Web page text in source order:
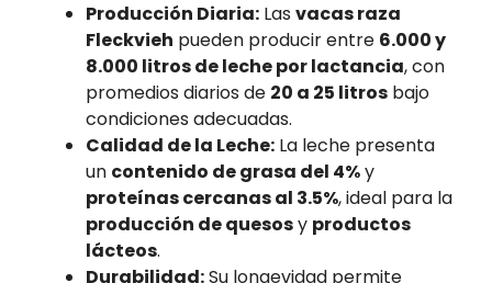
Producción Diaria: Las vacas raza
Fleckvieh pueden producir entre 6.000 y
8.000 litros de leche por lactancia, con
promedios diarios de 20 a 25 litros bajo
condiciones adecuadas.
Calidad de la Leche: La leche presenta
un contenido de grasa del 4%y
proteínas cercanas al 3.5%, ideal para la
producción de quesosy productos
lácteos.
Durabilidad:Su longevidad permite